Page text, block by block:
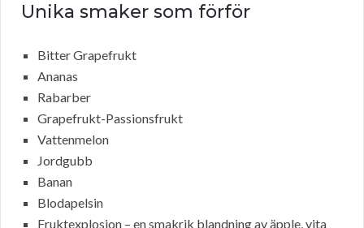
Unika smaker som förför
Bitter Grapefrukt
Ananas
Rabarber
Grapefrukt-Passionsfrukt
Vattenmelon
Jordgubb
Banan
Blodapelsin
Fruktexplosion – en smakrik blandning av äpple, vita